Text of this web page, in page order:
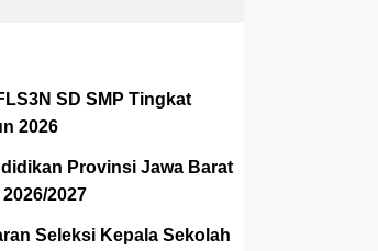
SD SMP Tingkat
2026
Provinsi Jawa Barat
2027
Seleksi Kepala Sekolah